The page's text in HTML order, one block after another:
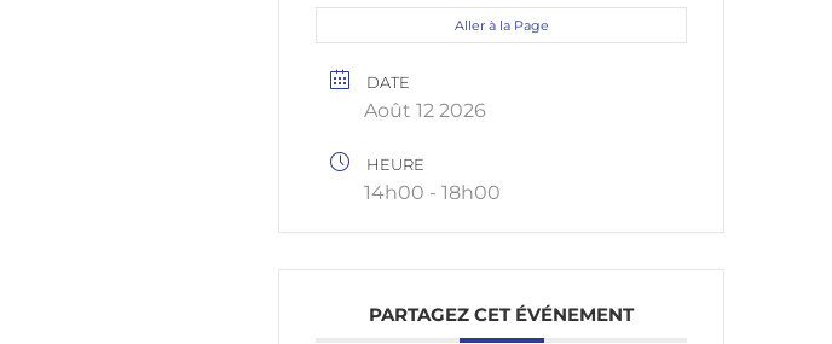
Aller à la Page
DATE
Août 12 2026
HEURE
14h00 - 18h00
PARTAGEZ CET ÉVÉNEMENT